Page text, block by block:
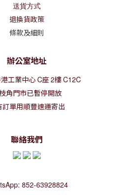
送貨方式
退換貨政策
條款及細則
辦公室地址
工業中心C座2樓C12C
角門市已暫停開放
訂單用順豐速運寄出
聯絡我們
852-63928824